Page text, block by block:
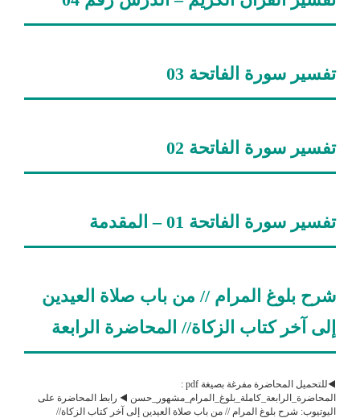
تفسير سورة الفاتحة 03
تفسير سورة الفاتحة 02
تفسير سورة الفاتحة 01 – المقدمة
شرح بلوغ المرام // من باب صلاة العيدين
إلى آخر كتاب الزكاة// المحاضرة الرابعة
◀️للتحميل المحاضرة مفرغة بصيغة pdf :
المحاضرة_الرابعة_كاملة_بلوغ_المرام_مشهور_حسن ◀️ رابط المحاضرة على
اليوتيوب: شرح بلوغ المرام // من باب صلاة العيدين إلى آخر كتاب الزكاة//